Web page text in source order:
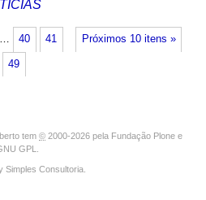
Próximos 10 itens »
… 40 41
49
tem © 2000-2026 pela Fundação Plone e
GPL
Simples Consultoria